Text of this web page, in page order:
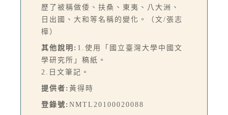
歷了被稱做倭、扶桑、東夷、八大洲、
日出國、大和等名稱的變化。（文/張志
樺）
其他說明: 1.使用「國立臺灣大學中國文
學研究所」稿紙。
2.日文筆記。
提供者: 黃得時
登錄號: NMTL20100020088